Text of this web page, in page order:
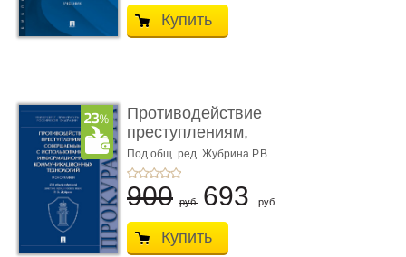
Купить
Противодействие
преступлениям,
совершаемым с ...
Под общ. ред. Жубрина Р.В.
900 руб. 693 руб.
Купить